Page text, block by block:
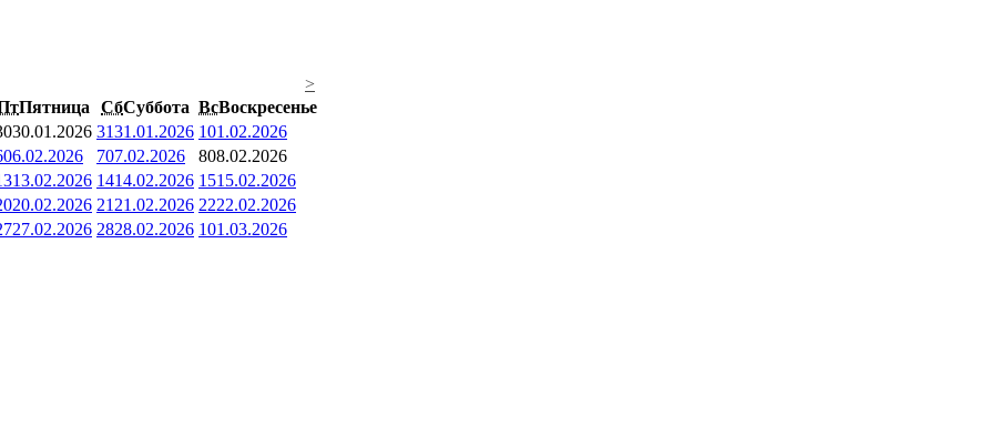
>
Пятница СбСуббота ВсВоскресенье
30.01.2026 3131.01.2026 101.02.2026
06.02.2026 707.02.2026 808.02.2026
13.02.2026 1414.02.2026 1515.02.2026
20.02.2026 21 21.02.2026 2222.02.2026
27.02.2026 2828.02.2026 101.03.2026